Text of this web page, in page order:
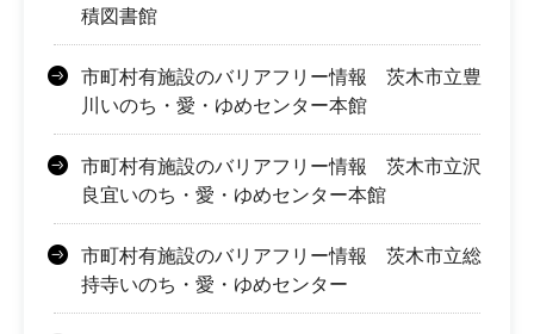
積図書館
市町村有施設のバリアフリー情報 茨木市立豊
川いのち・愛・ゆめセンター本館
市町村有施設のバリアフリー情報 茨木市立沢
良宜いのち・愛・ゆめセンター本館
市町村有施設のバリアフリー情報 茨木市立総
持寺いのち・愛・ゆめセンター